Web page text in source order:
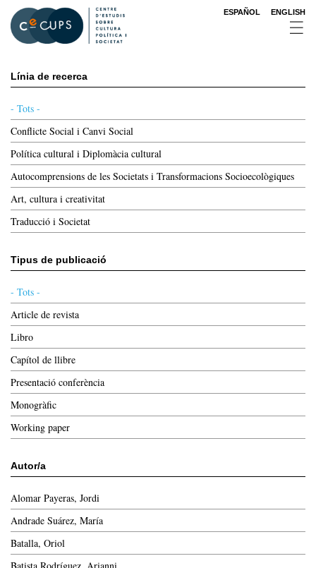
contingut
ESPAÑOL ENGLISH
Línia de recerca
- Tots -
Conflicte Social i Canvi Social
Política cultural i Diplomàcia cultural
Autocomprensions de les Societats i Transformacions Socioecològiques
Art, cultura i creativitat
Traducció i Societat
Tipus de publicació
- Tots -
Article de revista
Libro
Capítol de llibre
Presentació conferència
Monogràfic
Working paper
Autor/a
Alomar Payeras, Jordi
Andrade Suárez, María
Batalla, Oriol